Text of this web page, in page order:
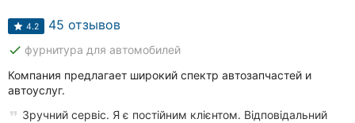
4.2 45 отзывов
done фурнитура для автомобилей
Компания предлагает широкий спектр автозапчастей и
автоуслуг.
Зручний сервіс. Я є постійним клієнтом. Відповідальний